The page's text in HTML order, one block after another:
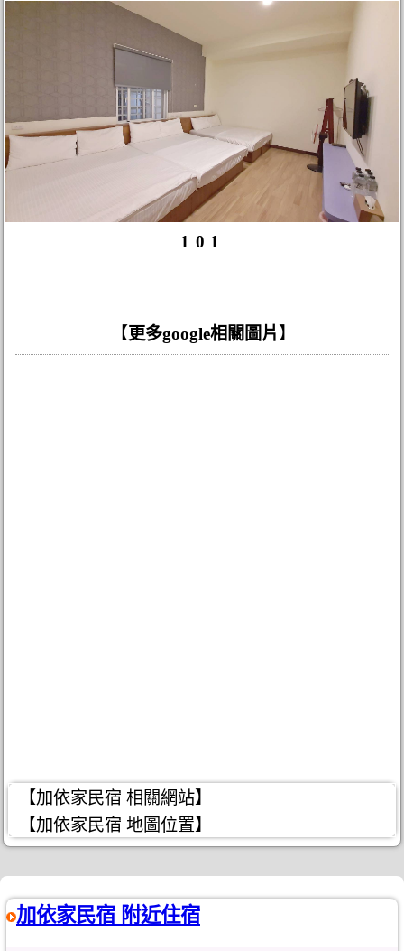
101
【 更多google相關圖片 】
【加依家民宿 相關網站】
【加依家民宿 地圖位置】
加依家民宿 附近住宿